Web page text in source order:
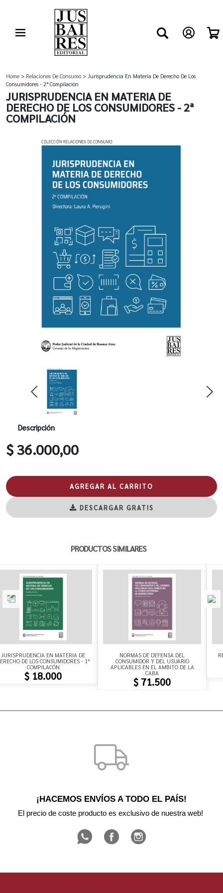
Home > Relaciones De Consumo > Jurisprudencia En Materia De Derecho De Los
Consumidores - 2ª Compilación
JURISPRUDENCIA EN MATERIA DE
DERECHO DE LOS CONSUMIDORES - 2ª
COMPILACIÓN
Descripción
$ 36.000,00
AGREGAR AL CARRITO
DESCARGAR GRATIS
PRODUCTOS SIMILARES
JURISPRUDENCIA EN MATERIA DE
DE LOS CONSUMIDORES - 1ª
COMPILACÓN
$ 18.000
NORMAS DE DEFENSA DEL
CONSUMIDOR Y DEL USUARIO
APLICABLES EN EL AMBITO DE LA
CABA
$ 71.500
¡HACEMOS ENVÍOS A TODO EL PAÍS!
El precio de coste producto es exclusivo de nuestra web!